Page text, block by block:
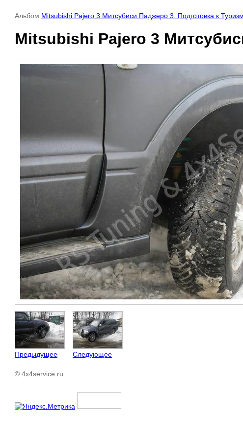
Альбом Mitsubishi Pajero 3 Митсубиси Паджеро 3. Подготовка к
Mitsubishi Pajero 3
Предыдущее Следующее
© 4x4service.ru